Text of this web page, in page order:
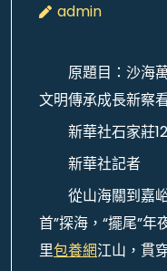
admin
原題目：沙海
文明傳承成長新察
新華社石家莊
新華社記者
從山海關到嘉
首”探海，“擺尾”年
里包養網江山，貫